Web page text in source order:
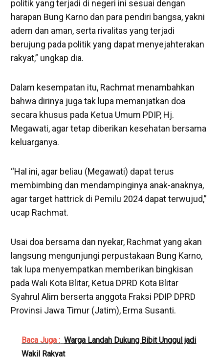
politik yang terjadi di negeri ini sesuai dengan
harapan Bung Karno dan para pendiri bangsa, yakni
adem dan aman, serta rivalitas yang terjadi
berujung pada politik yang dapat menyejahterakan
rakyat,” ungkap dia.
Dalam kesempatan itu, Rachmat menambahkan
bahwa dirinya juga tak lupa memanjatkan doa
secara khusus pada Ketua Umum PDIP, Hj.
Megawati, agar tetap diberikan kesehatan bersama
keluarganya.
“Hal ini, agar beliau (Megawati) dapat terus
membimbing dan mendampinginya anak-anaknya,
agar target hattrick di Pemilu 2024 dapat terwujud,”
ucap Rachmat.
Usai doa bersama dan nyekar, Rachmat yang akan
langsung mengunjungi perpustakaan Bung Karno,
tak lupa menyempatkan memberikan bingkisan
pada Wali Kota Blitar, Ketua DPRD Kota Blitar
Syahrul Alim berserta anggota Fraksi PDIP DPRD
Provinsi Jawa Timur (Jatim), Erma Susanti.
Baca Juga : Warga Landah Dukung Bibit Unggul jadi
Wakil Rakyat